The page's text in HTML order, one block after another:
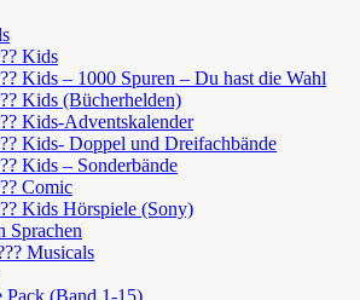
Kids
Kids – 1000 Spuren – Du hast die Wahl
Kids (Bücherhelden)
Kids-Adventskalender
Kids- Doppel und Dreifachbände
Kids – Sonderbände
Comic
Kids Hörspiele (Sony)
Sprachen
Musicals
Pack (Band 1-15)